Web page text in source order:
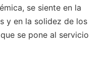
se siente en la
y en la solidez de los
se pone al servicio